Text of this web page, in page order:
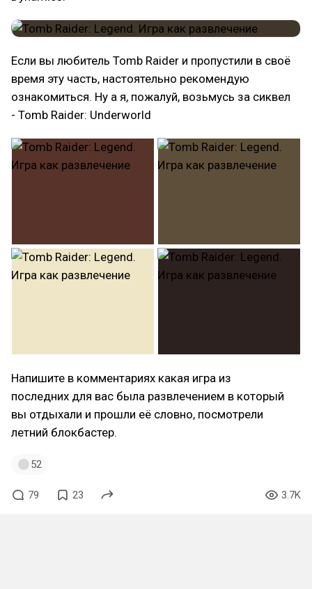
Если вы любитель Tomb Raider и пропустили в своё
время эту часть, настоятельно рекомендую
ознакомиться. Ну а я, пожалуй, возьмусь за сиквел
- Tomb Raider: Underworld
Напишите в комментариях какая игра из
последних для вас была развлечением в который
вы отдыхали и прошли её словно, посмотрели
летний блокбастер.
52
79 23 3.7K